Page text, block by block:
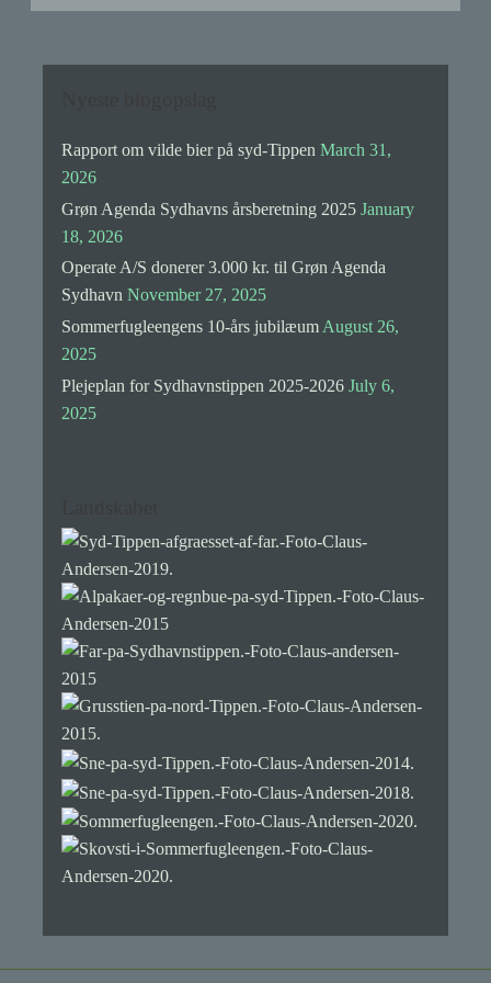
Rapport om vilde bier på syd-Tippen March 31,
2026
Grøn Agenda Sydhavns årsberetning 2025 January
18, 2026
Operate A/S donerer 3.000 kr. til Grøn Agenda
Sydhavn November 27, 2025
Sommerfugleengens 10-års jubilæum August 26,
2025
Plejeplan for Sydhavnstippen 2025-2026 July 6,
2025